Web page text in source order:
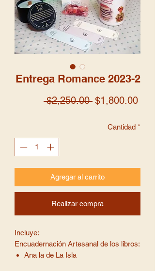
Entrega Romance 2023-2
$2,250.00 Precio
$1,800.00
Cantidad *
Agregar al carrito
Realizar compra
Incluye:
Encuadernación Artesanal de los libros:
Ana la de La Isla